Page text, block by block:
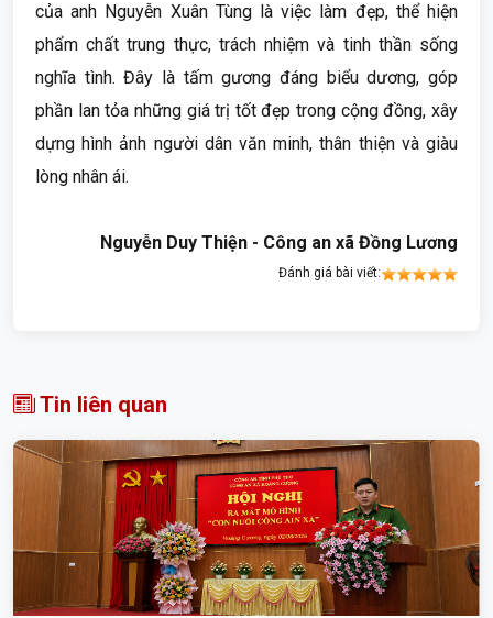
của anh Nguyễn Xuân Tùng là việc làm đẹp, thể hiện
phẩm chất trung thực, trách nhiệm và tinh thần sống
nghĩa tình. Đây là tấm gương đáng biểu dương, góp
phần lan tỏa những giá trị tốt đẹp trong cộng đồng, xây
dựng hình ảnh người dân văn minh, thân thiện và giàu
lòng nhân ái.
Nguyễn Duy Thiện - Công an xã Đồng Lương
Đánh giá bài viết:
Tin liên quan